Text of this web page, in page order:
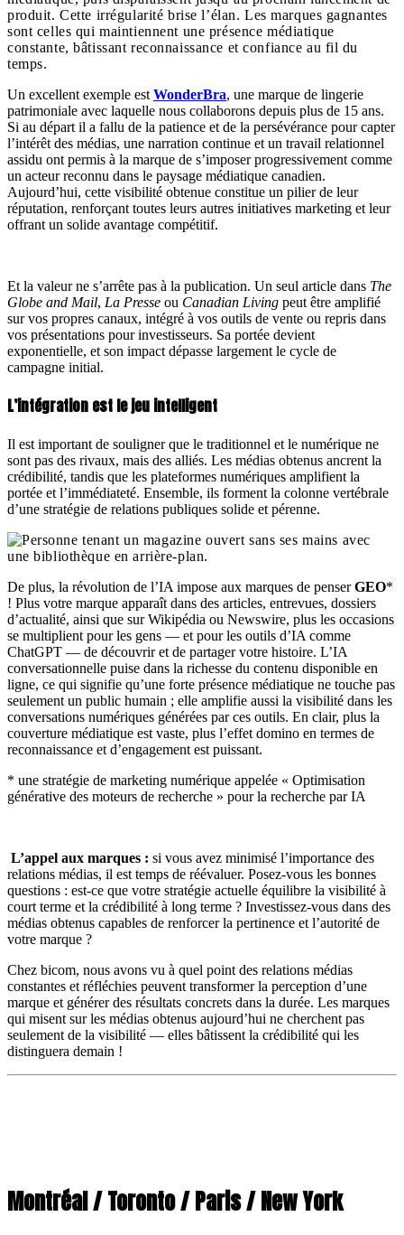
produit. Cette irrégularité brise l’élan. Les marques gagnantes
sont celles qui maintiennent une présence médiatique
constante, bâtissant reconnaissance et confiance au fil du
temps.
Un excellent exemple est WonderBra, une marque de lingerie
patrimoniale avec laquelle nous collaborons depuis plus de 15 ans.
Si au départ il a fallu de la patience et de la persévérance pour capter
l’intérêt des médias, une narration continue et un travail relationnel
assidu ont permis à la marque de s’imposer progressivement comme
un acteur reconnu dans le paysage médiatique canadien.
Aujourd’hui, cette visibilité obtenue constitue un pilier de leur
réputation, renforçant toutes leurs autres initiatives marketing et leur
offrant un solide avantage compétitif.
Et la valeur ne s’arrête pas à la publication. Un seul article dans The
Globe and Mail, La Presse ou Canadian Living peut être amplifié
sur vos propres canaux, intégré à vos outils de vente ou repris dans
vos présentations pour investisseurs. Sa portée devient
exponentielle, et son impact dépasse largement le cycle de
campagne initial.
L’intégration est le jeu intelligent
Il est important de souligner que le traditionnel et le numérique ne
sont pas des rivaux, mais des alliés. Les médias obtenus ancrent la
crédibilité, tandis que les plateformes numériques amplifient la
portée et l’immédiateté. Ensemble, ils forment la colonne vertébrale
d’une stratégie de relations publiques solide et pérenne.
De plus, la révolution de l’IA impose aux marques de penserGEO*
! Plus votre marque apparaît dans des articles, entrevues, dossiers
d’actualité, ainsi que sur Wikipédia ou Newswire, plus les occasions
se multiplient pour les gens — et pour les outils d’IA comme
ChatGPT — de découvrir et de partager votre histoire. L’IA
conversationnelle puise dans la richesse du contenu disponible en
ligne, ce qui signifie qu’une forte présence médiatique ne touche pas
seulement un public humain ; elle amplifie aussi la visibilité dans les
conversations numériques générées par ces outils. En clair, plus la
couverture médiatique est vaste, plus l’effet domino en termes de
reconnaissance et d’engagement est puissant.
* une stratégie de marketing numérique appelée « Optimisation
générative des moteurs de recherche » pour la recherche par IA
L’appel aux marques : si vous avez minimisé l’importance des
relations médias, il est temps de réévaluer. Posez-vous les bonnes
questions : est-ce que votre stratégie actuelle équilibre la visibilité à
court terme et la crédibilité à long terme ? Investissez-vous dans des
médias obtenus capables de renforcer la pertinence et l’autorité de
votre marque ?
Chez bicom, nous avons vu à quel point des relations médias
constantes et réfléchies peuvent transformer la perception d’une
marque et générer des résultats concrets dans la durée. Les marques
qui misent sur les médias obtenus aujourd’hui ne cherchent pas
seulement de la visibilité — elles bâtissent la crédibilité qui les
distinguera demain !
Montréal / Toronto / Paris / New York